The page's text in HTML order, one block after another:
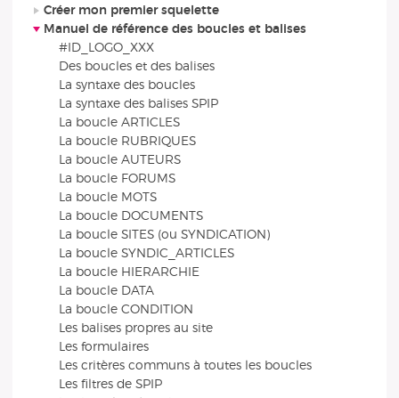
Créer mon premier squelette
Manuel de référence des boucles et balises
#ID_LOGO_XXX
Des boucles et des balises
La syntaxe des boucles
La syntaxe des balises SPIP
La boucle ARTICLES
La boucle RUBRIQUES
La boucle AUTEURS
La boucle FORUMS
La boucle MOTS
La boucle DOCUMENTS
La boucle SITES (ou SYNDICATION)
La boucle SYNDIC_ARTICLES
La boucle HIERARCHIE
La boucle DATA
La boucle CONDITION
Les balises propres au site
Les formulaires
Les critères communs à toutes les boucles
Les filtres de SPIP